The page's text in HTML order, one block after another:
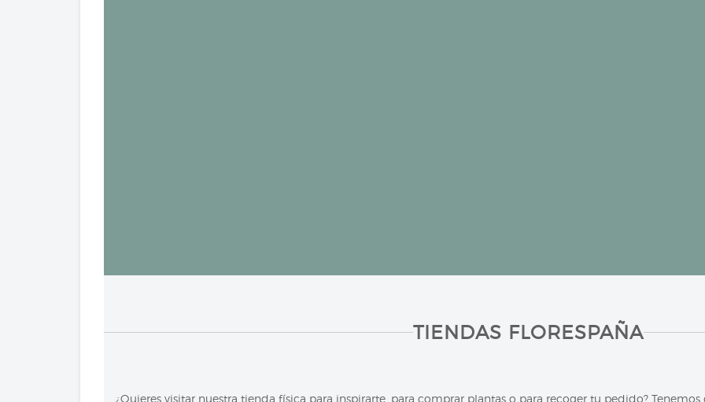
TIENDAS FLORESPAÑA
¿Quieres visitar nuestra tienda física para inspirarte, para comprar plantas o para recoger tu pedido?